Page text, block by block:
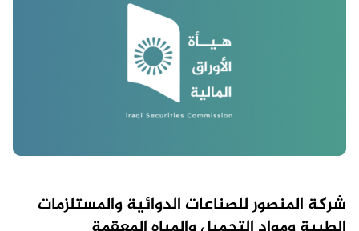
شركة المنصور للصناعات الدوائية والمستلزمات